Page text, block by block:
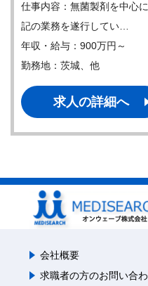
仕事内容：無菌製剤を中心
記の業務を遂行してい…
年収・給与：900万円～
勤務地：茨城、他
求人の詳細へ
会社概要
求職者の方のお問い合